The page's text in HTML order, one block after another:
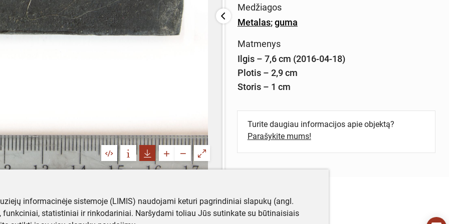
Medžiagos
Metalas;guma
Matmenys
Ilgis – 7,6 cm (2016-04-18)
Plotis – 2,9 cm
Storis – 1 cm
Turite daugiau informacijos apie objektą?
Parašykite mums!
informacinėje sistemoje (LIMIS) naudojami keturi pagrindiniai slapukų (angl.
funkciniai, statistiniai ir rinkodariniai. Naršydami toliau Jūs sutinkate su būtinaisiais